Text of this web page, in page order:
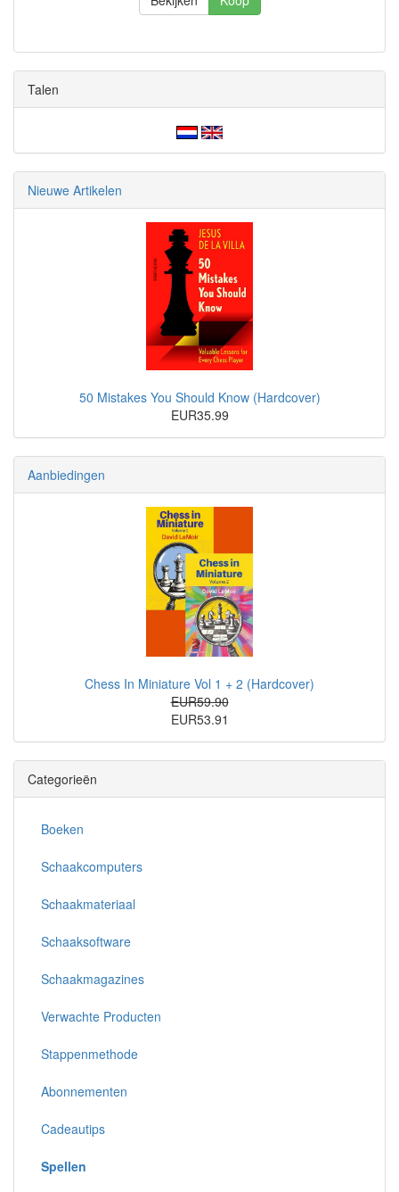
Talen
Nieuwe Artikelen
50 Mistakes You Should Know (Hardcover)
EUR35.99
Aanbiedingen
Chess In Miniature Vol 1 + 2 (Hardcover)
EUR59.90
EUR53.91
Categorieën
Boeken
Schaakcomputers
Schaakmateriaal
Schaaksoftware
Schaakmagazines
Verwachte Producten
Stappenmethode
Abonnementen
Cadeautips
Spellen